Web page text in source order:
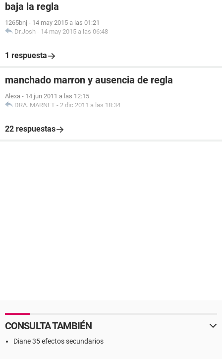
baja la regla
1265bnj - 14 may 2015 a las 01:21
Dr.Josh - 14 may 2015 a las 06:48
1 respuesta
manchado marron y ausencia de regla
Alexa - 14 jun 2011 a las 12:15
DRA. MARNET - 2 dic 2011 a las 18:34
22 respuestas
CONSULTA TAMBIÉN
Diane 35 efectos secundarios